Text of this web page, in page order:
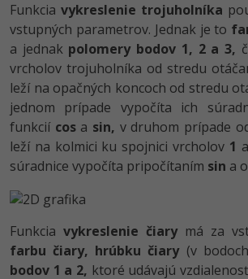
Funkcia vykreslenie trojuholníka
vstupných parametrov. Jednak je to
a jednak polomery bodov 1, 2 a 3,
vrcholov trojuholníka od stredu
leží na opačných koncoch od stredu
jednom prípade vypočíta ich
funkcií cosa sin, v druhom prípade
leží na kolmici ku spojnici vrcholov 1 a
súradnice vypočíta pripočítaním sin a
Funkcia vykreslenie čiarymá za
farbu čiary, hrúbku čiary(v
bodov 1 a 2, ktoré udávajú